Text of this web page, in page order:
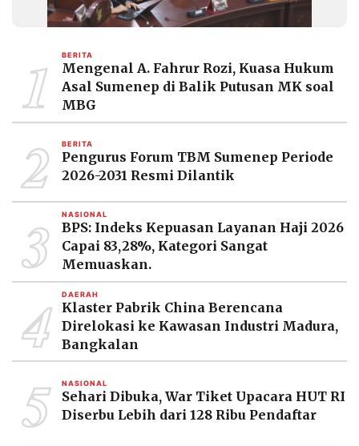
1 BERITA
Mengenal A. Fahrur Rozi, Kuasa Hukum
Asal Sumenep di Balik Putusan MK soal
MBG
2 BERITA
Pengurus Forum TBM Sumenep Periode
2026-2031 Resmi Dilantik
3 NASIONAL
BPS: Indeks Kepuasan Layanan Haji 2026
Capai 83,28%, Kategori Sangat
Memuaskan.
4 DAERAH
Klaster Pabrik China Berencana
Direlokasi ke Kawasan Industri Madura,
Bangkalan
5 NASIONAL
Sehari Dibuka, War Tiket Upacara HUT RI
Diserbu Lebih dari 128 Ribu Pendaftar